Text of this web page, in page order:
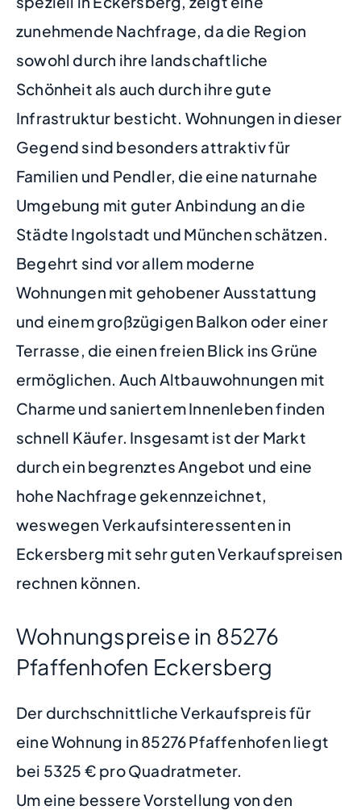
zunehmende Nachfrage, da die Region
sowohl durch ihre landschaftliche
Schönheit als auch durch ihre gute
Infrastruktur besticht. Wohnungen in dieser
Gegend sind besonders attraktiv für
Familien und Pendler, die eine naturnahe
Umgebung mit guter Anbindung an die
Städte Ingolstadt und München schätzen.
Begehrt sind vor allem moderne
Wohnungen mit gehobener Ausstattung
und einem großzügigen Balkon oder einer
Terrasse, die einen freien Blick ins Grüne
ermöglichen. Auch Altbauwohnungen mit
Charme und saniertem Innenleben finden
schnell Käufer. Insgesamt ist der Markt
durch ein begrenztes Angebot und eine
hohe Nachfrage gekennzeichnet,
weswegen Verkaufsinteressenten in
Eckersberg mit sehr guten Verkaufspreisen
rechnen können.
Wohnungspreise in 85276
Pfaffenhofen Eckersberg
Der durchschnittliche Verkaufspreis für
eine Wohnung in 85276 Pfaffenhofen liegt
bei 5325 € pro Quadratmeter.
Um eine bessere Vorstellung von den